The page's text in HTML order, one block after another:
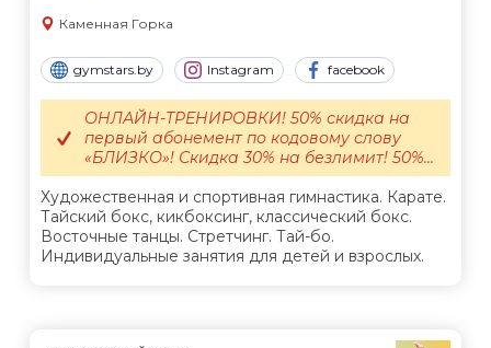
Каменная Горка
gymstars.by Instagram facebook
Художественная и спортивная гимнастика. Карате.
Тайский бокс, кикбоксинг, классический бокс.
Восточные танцы. Стретчинг. Тай-бо.
Индивидуальные занятия для детей и взрослых.
ОНЛАЙН-ТРЕНИРОВКИ! 50% скидка на
первый абонемент по кодовому слову
«БЛИЗКО»! Скидка 30% на безлимит! 50%...